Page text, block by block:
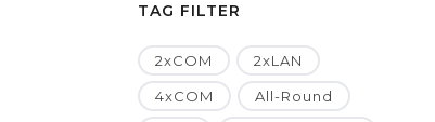
TAG FILTER
2xCOM 2xLAN
4xCOM All-Round